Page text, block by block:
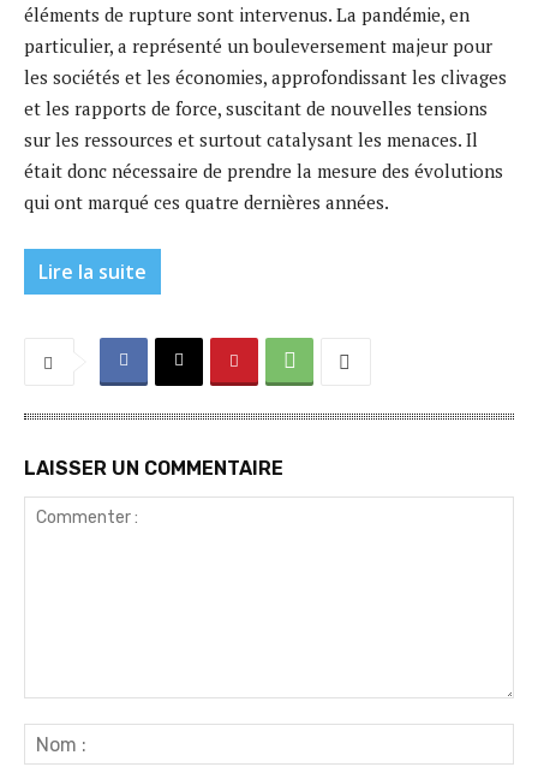
éléments de rupture sont intervenus. La pandémie, en
particulier, a représenté un bouleversement majeur pour
les sociétés et les économies, approfondissant les clivages
et les rapports de force, suscitant de nouvelles tensions
sur les ressources et surtout catalysant les menaces. Il
était donc nécessaire de prendre la mesure des évolutions
qui ont marqué ces quatre dernières années.
Lire la suite
LAISSER UN COMMENTAIRE
: